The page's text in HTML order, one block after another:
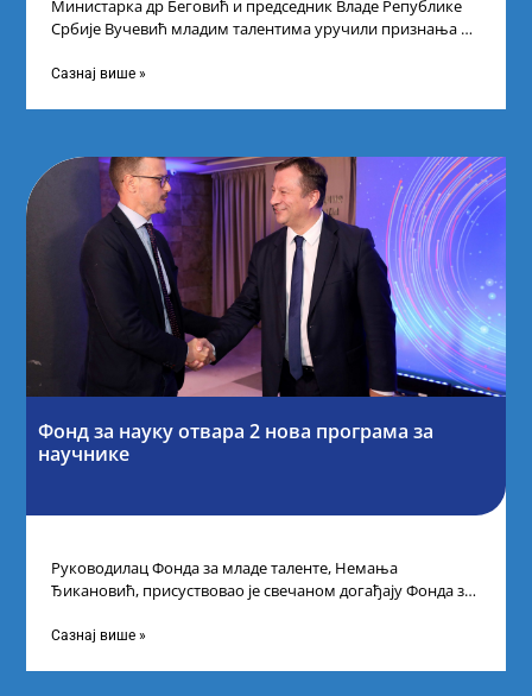
Министарка др Беговић и председник Владе Републике
Србије Вучевић младим талентима уручили признања У
Сазнај више »
Фонд за науку отвара 2 нова програма за
научнике
Руководилац Фонда за младе таленте, Немања
Ђикановић, присуствовао је свечаном догађају Фонда за
Сазнај више »